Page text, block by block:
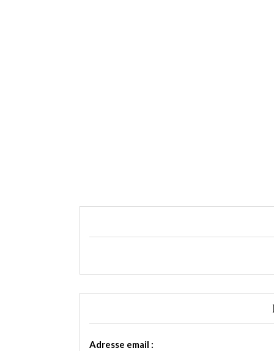
Adresse email :